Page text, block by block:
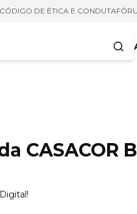
CÓDIGO DE ÉTICA E CONDUTA
CASACOR